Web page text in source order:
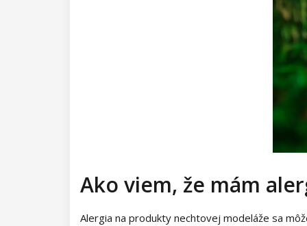
Ako viem, že mám
Alergia na produkty nechtovej modeláže sa